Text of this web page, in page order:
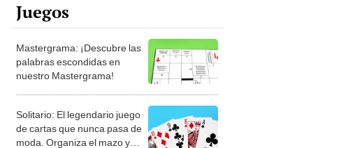
Juegos
Mastergrama: ¡Descubre las
palabras escondidas en
nuestro Mastergrama!
Solitario: El legendario juego
de cartas que nunca pasa de
moda. Organiza el mazo y